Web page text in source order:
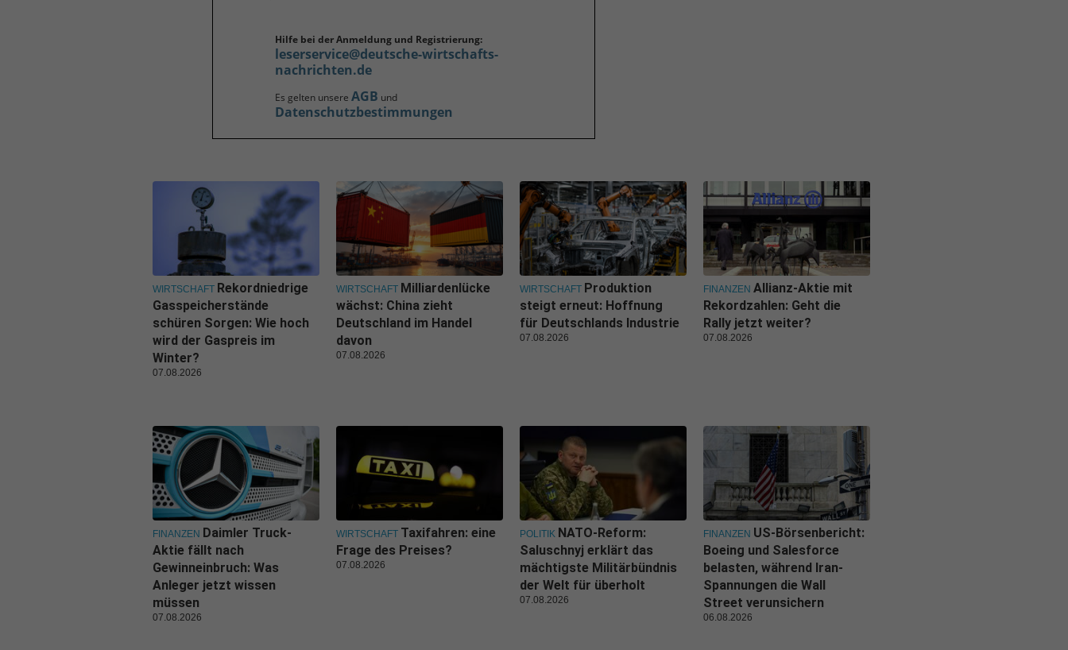
Hilfe bei der Anmeldung und Registrierung:
leserservice@deutsche-wirtschafts-
nachrichten.de
Es gelten unsere AGB und
Datenschutzbestimmungen
WIRTSCHAFT Rekordniedrige
Gasspeicherstände
schüren Sorgen: Wie hoch
wird der Gaspreis im
Winter?
07.08.2026
WIRTSCHAFT Milliardenlücke
wächst: China zieht
Deutschland im Handel
davon
07.08.2026
WIRTSCHAFT Produktion
steigt erneut: Hoffnung
für Deutschlands Industrie
07.08.2026
FINANZEN Allianz-Aktie mit
Rekordzahlen: Geht die
Rally jetzt weiter?
07.08.2026
FINANZEN Daimler Truck-
Aktie fällt nach
Gewinneinbruch: Was
Anleger jetzt wissen
müssen
07.08.2026
WIRTSCHAFT Taxifahren: eine
Frage des Preises?
07.08.2026
POLITIK NATO-Reform:
Saluschnyj erklärt das
mächtigste Militärbündnis
der Welt für überholt
07.08.2026
FINANZEN US-Börsenbericht:
Boeing und Salesforce
belasten, während Iran-
Spannungen die Wall
Street verunsichern
06.08.2026